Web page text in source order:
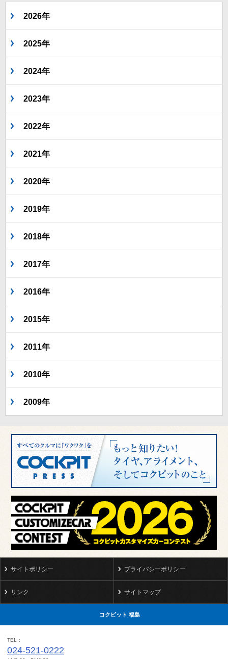
2026年
2025年
2024年
2023年
2022年
2021年
2020年
2019年
2018年
2017年
2016年
2015年
2011年
2010年
2009年
サイトポリシー プライバシーポリシー
リンク サイトマップ
コクピット 福島
TEL
024-521-0222